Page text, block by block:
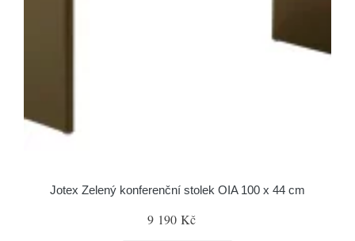
Jotex Zelený konferenční stolek OIA 100 x 44 cm
9 190 Kč